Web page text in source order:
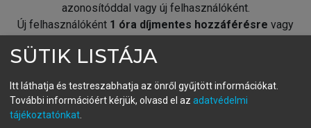
azonosítóddal vagy új felhasználóként.
Új felhasználóként 1 óra díjmentes hozzáférésre vagy
fiókoddal,vagy hozz létre új fiókot.
A regisztráció után apróbaidőszakautomatikusan
SÜTIK LISTÁJA
Itt láthatja és testreszabhatja az önről gyűjtött információkat.
További információért kérjük, olvasd el az adatvédelmi
tájékoztatónkat